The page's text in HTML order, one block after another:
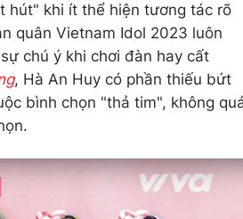
hút" khi ít thể hiện tương tác rõ
quân Vietnam Idol 2023 luôn
chú ý khi chơi đàn hay cất
, Hà An Huy có phần thiếu bứt
bình chọn "thả tim", không